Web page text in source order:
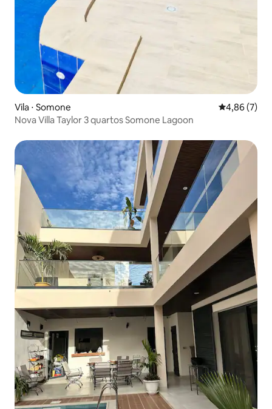
Vila ⋅ Somone 4,86 de uma
4,86 (7)
Nova Villa Taylor 3 quartos Somone Lagoon